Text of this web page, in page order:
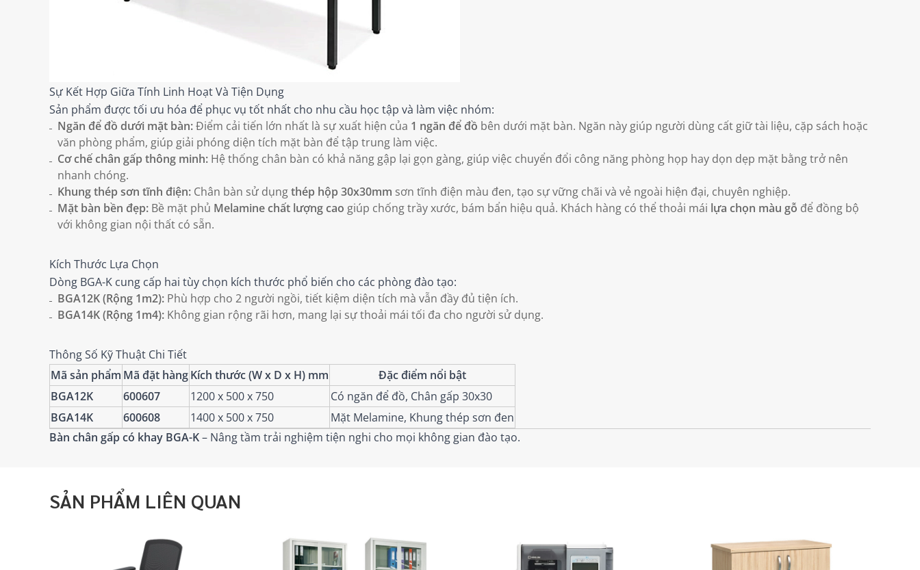
Sự Kết Hợp Giữa Tính Linh Hoạt Và Tiện Dụng
Sản phẩm được tối ưu hóa để phục vụ tốt nhất cho nhu cầu học tập và làm việc nhóm:
Ngăn để đồ dưới mặt bàn:Điểm cải tiến lớn nhất là sự xuất hiện của 1 ngăn để đồ bên dưới mặt bàn. Ngăn này giúp người dùng cất giữ tài liệu, cặp sách hoặc
văn phòng phẩm, giúp giải phóng diện tích mặt bàn để tập trung làm việc.
Cơ chế chân gấp thông minh: Hệ thống chân bàn có khả năng gập lại gọn gàng, giúp việc chuyển đổi công năng phòng họp hay dọn dẹp mặt bằng trở nên
nhanh chóng.
Khung thép sơn tĩnh điện: Chân bàn sử dụngthép hộp 30x30mm sơn tĩnh điện màu đen, tạo sự vững chãi và vẻ ngoài hiện đại, chuyên nghiệp.
Mặt bàn bền đẹp: Bề mặt phủ Melamine chất lượng cao giúp chống trầy xước, bám bẩn hiệu quả. Khách hàng có thể thoải mái lựa chọn màu gỗ để đồng bộ
với không gian nội thất có sẵn.
Kích Thước Lựa Chọn
Dòng BGA-K cung cấp hai tùy chọn kích thước phổ biến cho các phòng đào tạo:
BGA12K (Rộng 1m2): Phù hợp cho 2 người ngồi, tiết kiệm diện tích mà vẫn đầy đủ tiện ích.
BGA14K (Rộng 1m4): Không gian rộng rãi hơn, mang lại sự thoải mái tối đa cho người sử dụng.
Thông Số Kỹ Thuật Chi Tiết
Mã sản phẩm Mã đặt hàngKích thước (W x D x H) mm
Đặc điểm nổi bật
BGA12K
600607 1200 x 500 x 750
Có ngăn để đồ, Chân gấp 30x30
BGA14K
600608 1400 x 500 x 750
Mặt Melamine, Khung thép sơn đen
Bàn chân gấp có khay BGA-K– Nâng tầm trải nghiệm tiện nghi cho mọi không gian đào tạo.
SẢN PHẨM LIÊN QUAN